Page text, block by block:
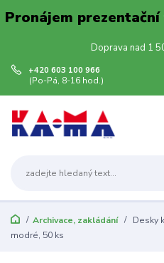
Pronájem
Doprava nad 1
+420 603 100 966
(Po-Pá, 8-16 hod.)
Archivace, zakládání
Desky
modré, 50 ks